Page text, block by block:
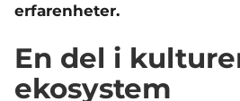
erfarenheter.
En del i
ekosystem